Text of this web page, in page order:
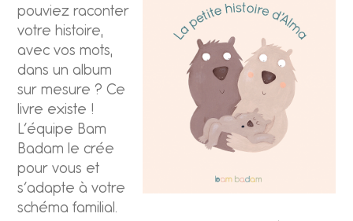
pouviez raconter
votre histoire,
avec vos mots,
dans un album
sur mesure ? Ce
livre existe !
L’équipe Bam
Badam le crée
pour vous et
s’adapte à votre
schéma familial.